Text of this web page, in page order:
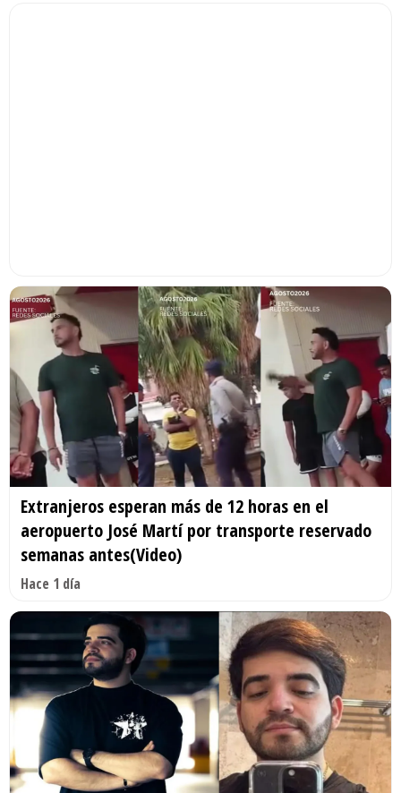
Extranjeros esperan más de 12 horas en el
aeropuerto José Martí por transporte reservado
semanas antes(Video)
Hace 1 día